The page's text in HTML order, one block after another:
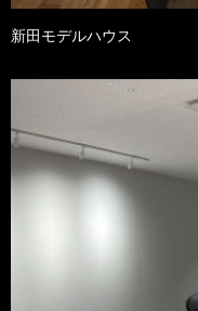
新田モデルハウス